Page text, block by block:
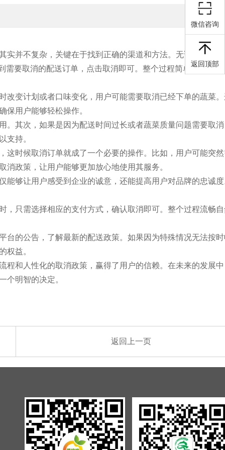
实并不复杂，关键在于找到正确的渠道和方法。无论是通过
要取消的配送订单，点击取消即可。整个过程简单明了，无
变计划或者口味变化，用户可能需要取消已经下单的蔬菜
保用户能够轻松操作。
其次，如果是因为配送时间过长或者蔬菜质量问题需要取
支持。
时候取消订单就成了一个必要的操作。比如，用户可能突
政策，让用户能够更加放心地使用其服务。
够让用户感受到企业的诚意，还能提高用户对品牌的忠诚
只需选择相应的支付方式，确认取消即可。整个过程流畅
的公告，了解最新的配送政策。如果因为特殊情况无法按
权益。
和人性化的取消政策，赢得了用户的信赖。在未来的发展
个明智的决定。
返回上一页
微信咨询
返回顶部